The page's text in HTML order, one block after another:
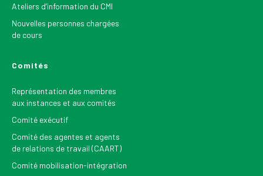
Ateliers d’information du CMI
Nouvelles personnes chargées
de cours
Comités
Représentation des membres
aux instances et aux comités
Comité exécutif
Comité des agentes et agents
de relations de travail (CAART)
Comité mobilisation-intégration